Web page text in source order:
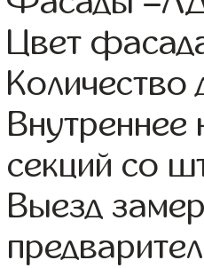
Цвет
Количество
Внутреннее
секций со
Выезд